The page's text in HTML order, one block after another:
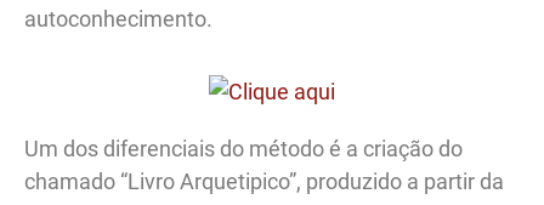
autoconhecimento.
Um dos diferenciais do método é a criação do
chamado “Livro Arquetipico”, produzido a partir da